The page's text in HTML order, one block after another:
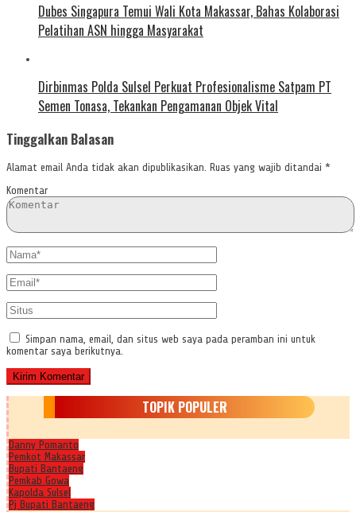
Dubes Singapura Temui Wali Kota Makassar, Bahas Kolaborasi
Pelatihan ASN hingga Masyarakat
Dirbinmas Polda Sulsel Perkuat Profesionalisme Satpam PT
Semen Tonasa, Tekankan Pengamanan Objek Vital
Tinggalkan Balasan
Alamat email Anda tidak akan dipublikasikan. Ruas yang wajib ditandai *
Komentar
Simpan nama, email, dan situs web saya pada peramban ini untuk
komentar saya berikutnya.
TOPIK POPULER
Danny Pomanto
Pemkot Makassar
Bupati Bantaeng
Pemkab Gowa
Kapolda Sulsel
Pj Bupati Bantaeng